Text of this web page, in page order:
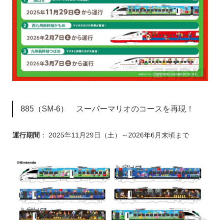
885（SM-6） スーパーマリオのコースを再現！
運行期間 ： 2025年11月29日（土）～2026年6月末頃まで